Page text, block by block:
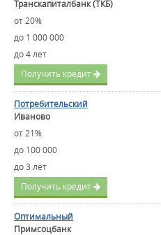
Транскапиталбанк (ТКБ)
от 20%
до 1 000 000
до 4 лет
Получить кредит
Потребительский
Иваново
от 21%
до 100 000
до 3 лет
Получить кредит
Оптимальный
Примсоцбанк